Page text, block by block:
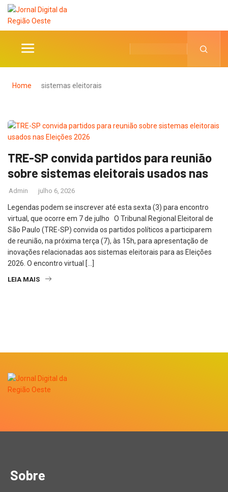
Home sistemas eleitorais
TRE-SP convida partidos para reunião
sobre sistemas eleitorais usados nas
Admin julho 6, 2026
Legendas podem se inscrever até esta sexta (3) para encontro
virtual, que ocorre em 7 de julho O Tribunal Regional Eleitoral de
São Paulo (TRE-SP) convida os partidos políticos a participarem
de reunião, na próxima terça (7), às 15h, para apresentação de
inovações relacionadas aos sistemas eleitorais para as Eleições
2026. O encontro virtual […]
LEIA MAIS
Sobre